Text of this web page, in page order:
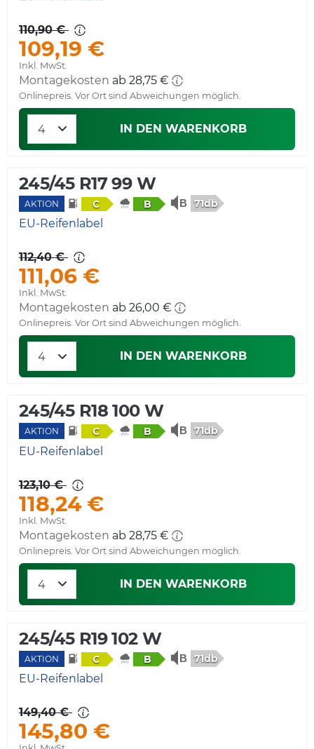
110,90 €
109,19 €
Inkl. MwSt.
Montagekosten ab 28,75 €
Onlinepreis. Vor Ort sind Abweichungen möglich.
IN DEN WARENKORB
245/45 R17 99 W
AKTION C B 71db
EU-Reifenlabel
112,40 €
111,06 €
Inkl. MwSt.
Montagekosten ab 26,00 €
Onlinepreis. Vor Ort sind Abweichungen möglich.
IN DEN WARENKORB
245/45 R18 100 W
AKTION C B 71db
EU-Reifenlabel
123,10 €
118,24 €
Inkl. MwSt.
Montagekosten ab 28,75 €
Onlinepreis. Vor Ort sind Abweichungen möglich.
IN DEN WARENKORB
245/45 R19 102 W
AKTION C B 71db
EU-Reifenlabel
149,40 €
145,80 €